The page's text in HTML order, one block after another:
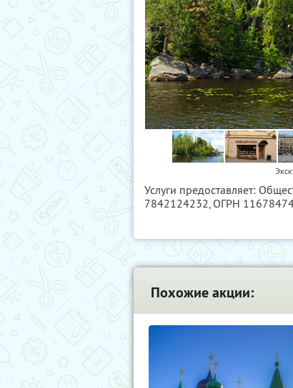
Услуги предоставляет:
7842124232, ОГРН
Похожие акции: